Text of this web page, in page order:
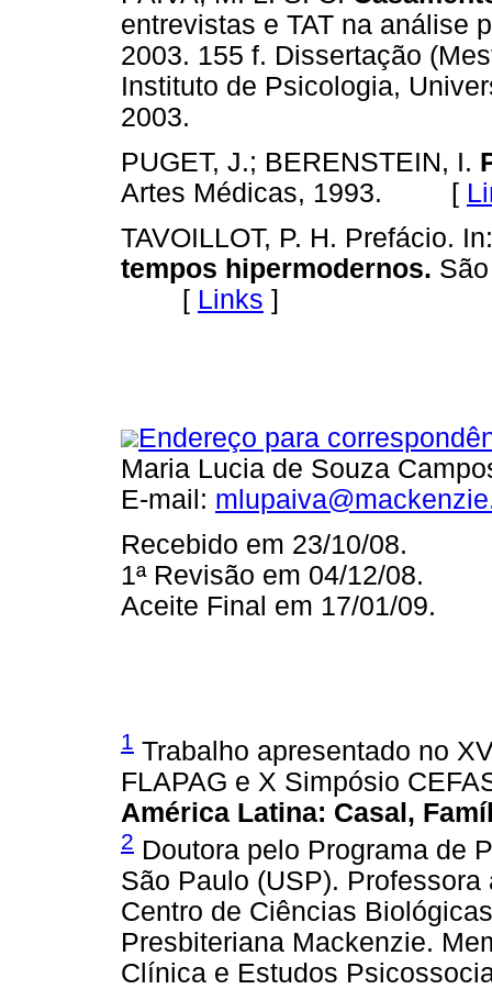
entrevistas e TAT na análise
2003. 155 f. Dissertação
Instituto de Psicologia,
2003.
PUGET, J.; BERENSTEIN, I.
Artes Médicas, 1993. [
TAVOILLOT, P. H. Prefácio.
tempos hipermodernos.
[ Links ]
Endereço para
Maria Lucia de Souza
E-mail:
Recebido em 23/10/08.
1ª Revisão em 04/12/08.
Aceite Final em 17/01/09.
1 Trabalho apresentado no
FLAPAG e X Simpósio
América Latina: Casal,
2 Doutora pelo Programa de
São Paulo (USP).
Centro de Ciências
Presbiteriana Mackenzie.
Clínica e Estudos